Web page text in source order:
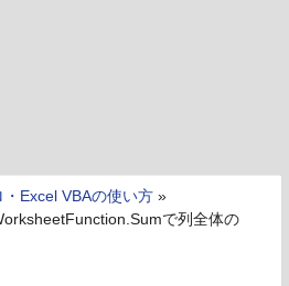
Excel VBAの使い方 »
で列全体の